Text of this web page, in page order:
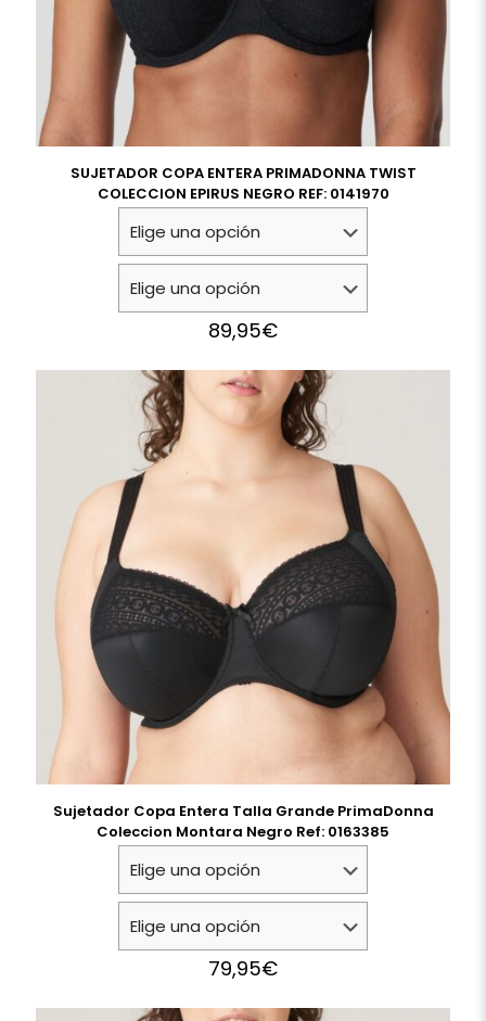
SUJETADOR COPA ENTERA PRIMADONNA TWIST
COLECCION EPIRUS NEGRO REF: 0141970
89,95€
Sujetador Copa Entera Talla Grande PrimaDonna
Coleccion Montara Negro Ref: 0163385
79,95€